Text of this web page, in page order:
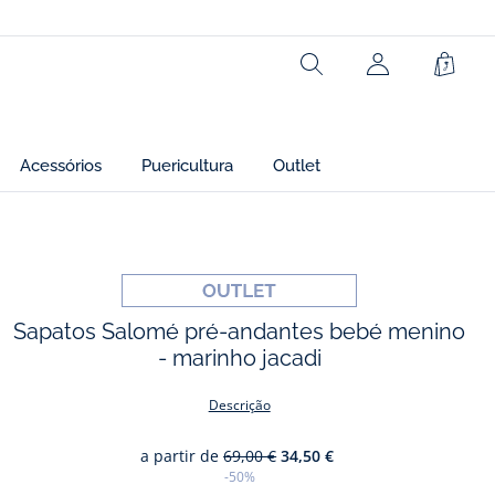
Rechercher Cesto
Acessórios Puericultura Outlet
Sapatos Salomé pré-andantes bebé menino
- marinho jacadi
Descrição
a partir de 69,00 € 34,50 €
-50%
Lining: 100% couro